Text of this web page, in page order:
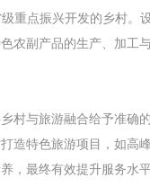
重点振兴开发的乡村
农副产品的生产、加
村与旅游融合给予准
造特色旅游项目，如高
，最终有效提升服务